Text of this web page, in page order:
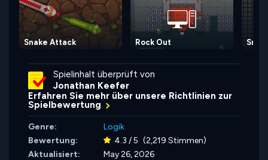
Rock Out
Snake Attack
Spielinhalt überprüft von
Jonathan Keefer
Erfahren Sie mehr über unsere Richtlinien zur
Spielbewertung
Genre:
Logik
Bewertung:
4.3 / 5 (2,219 Stimmen)
Aktualisiert:
May 26, 2026